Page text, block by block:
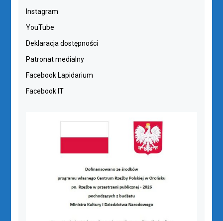
Instagram
YouTube
Deklaracja dostępności
Patronat medialny
Facebook Lapidarium
Facebook IT